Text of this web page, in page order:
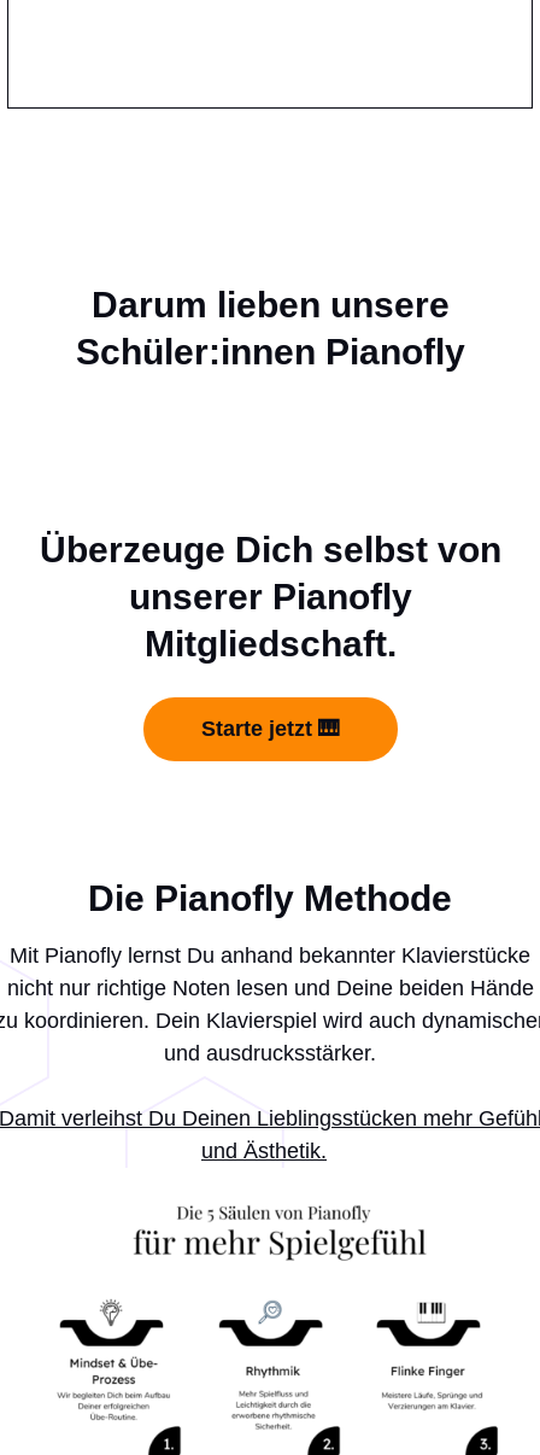
Darum lieben unsere
Schüler:innen Pianofly
Überzeuge Dich selbst von
unserer Pianofly
Mitgliedschaft.
Starte jetzt 🎹
Die Pianofly Methode
Mit Pianofly lernst Du anhand bekannter Klavierstücke
nicht nur richtige Noten lesen und Deine beiden Hände
koordinieren. Dein Klavierspiel wird auch
und ausdrucksstärker.
verleihst Du Deinen Lieblingsstücken mehr
und Ästhetik.